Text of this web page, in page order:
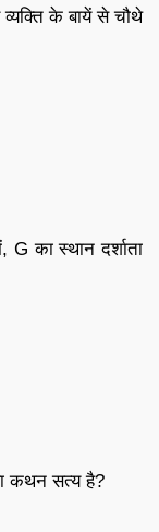
के बायें से चौथे
का स्थान दर्शाता
कथन सत्य है?